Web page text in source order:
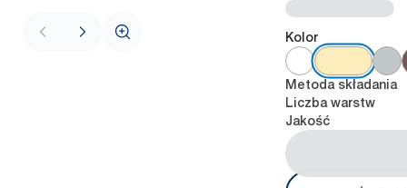
Kolor
Metoda składania
Liczba warstw
Jakość